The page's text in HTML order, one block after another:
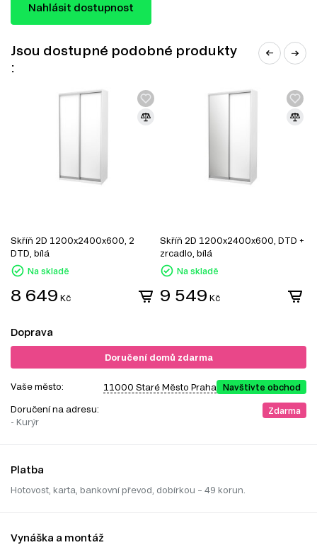
Nahlásit dostupnost
Jsou dostupné podobné produkty
:
Skříň 2D 1200x2400x600, 2
DTD, bílá
Na skladě
8 649 Kč
Skříň 2D 1200x2400x600, DTD +
zrcadlo, bílá
Na skladě
9 549 Kč
Doprava
Doručení domů zdarma
Vaše město: 11000 Staré Město Praha Navštivte obchod
Doručení na adresu:
- Kurýr
Zdarma
Platba
Hotovost, karta, bankovní převod, dobírkou – 49 korun.
Vynáška a montáž